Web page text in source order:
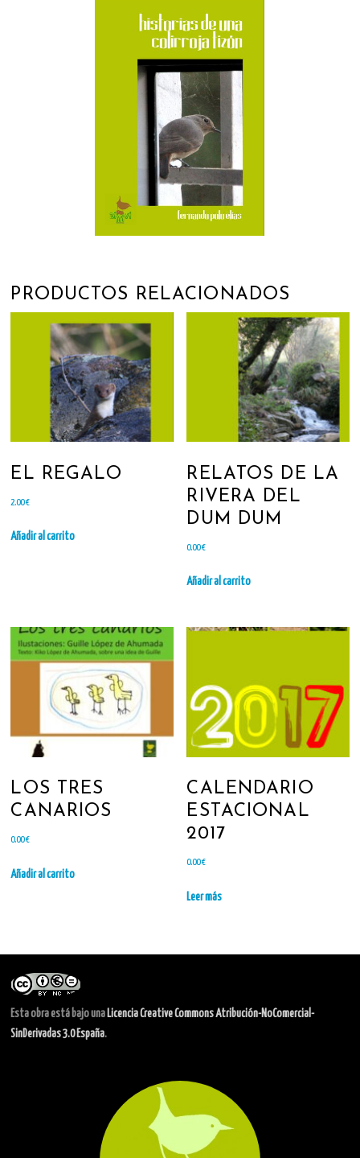
PRODUCTOS RELACIONADOS
EL REGALO
2.00€
Añadir al carrito
RELATOS DE LA
RIVERA DEL
DUM DUM
0.00€
Añadir al carrito
LOS TRES
CANARIOS
0.00€
Añadir al carrito
CALENDARIO
ESTACIONAL
2017
0.00€
Leer más
Esta obra está bajo una Licencia Creative Commons Atribución-NoComercial-
SinDerivadas 3.0 España.